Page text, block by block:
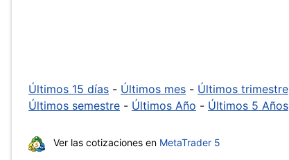
Últimos 15 días - Últimos mes - Últimos trimestre
Últimos semestre - Últimos Año - Últimos 5 Años
Ver las cotizaciones en MetaTrader 5